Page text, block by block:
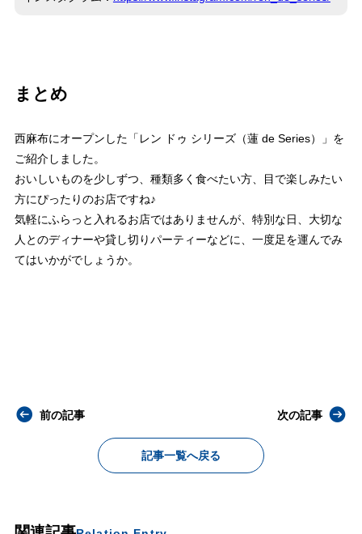
まとめ
西麻布にオープンした「レン ドゥ シリーズ（蓮 de Series）」を
ご紹介しました。
おいしいものを少しずつ、種類多く食べたい方、目で楽しみたい
方にぴったりのお店ですね♪
気軽にふらっと入れるお店ではありませんが、特別な日、大切な
人とのディナーや貸し切りパーティーなどに、一度足を運んでみ
てはいかがでしょうか。
前の記事
記事一覧へ戻る
次の記事